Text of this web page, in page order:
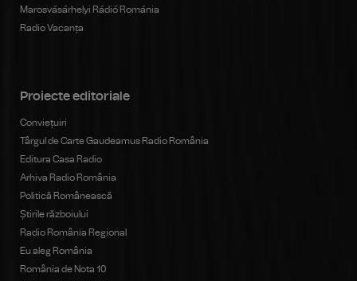
Marosvásárhelyi Rádió Románia
Radio Vacanța
Proiecte editoriale
Conviețuiri
Târgul de Carte Gaudeamus Radio România
Editura Casa Radio
Arhiva Radio România
Politică Românească
Știrile războiului
Radio România Regional
Eu aleg România
România de Nota 10